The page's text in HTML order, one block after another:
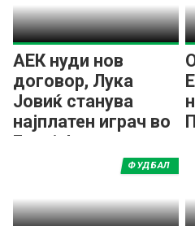
АЕК нуди нов
договор, Лука
Јовиќ станува
најплатен играч во
Грција!
ФУДБАЛ